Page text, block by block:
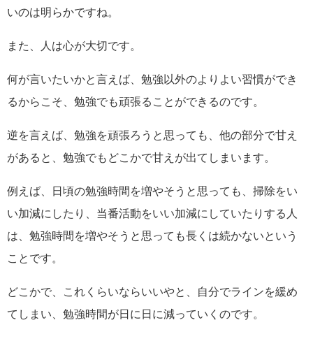
いのは明らかですね。
また、人は心が大切です。
何が言いたいかと言えば、勉強以外のよりよい習慣ができ
るからこそ、勉強でも頑張ることができるのです。
逆を言えば、勉強を頑張ろうと思っても、他の部分で甘え
があると、勉強でもどこかで甘えが出てしまいます。
例えば、日頃の勉強時間を増やそうと思っても、掃除をい
い加減にしたり、当番活動をいい加減にしていたりする人
は、勉強時間を増やそうと思っても長くは続かないという
ことです。
どこかで、これくらいならいいやと、自分でラインを緩め
てしまい、勉強時間が日に日に減っていくのです。